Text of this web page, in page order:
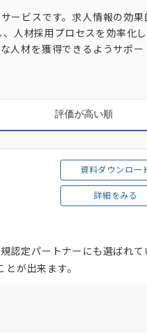
ービスです。求人情報の効果
人材採用プロセスを効率化し
人材を獲得できるようサポー
評価が高い順
資料ダウンロー
詳細をみる
認定パートナーにも選ばれて
が出来ます。